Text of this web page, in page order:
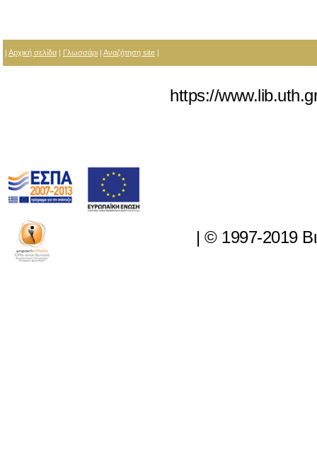
| Αρχική σελίδα | Γλωσσάρι | Αναζήτηση site |
https://
| © 1997-2019